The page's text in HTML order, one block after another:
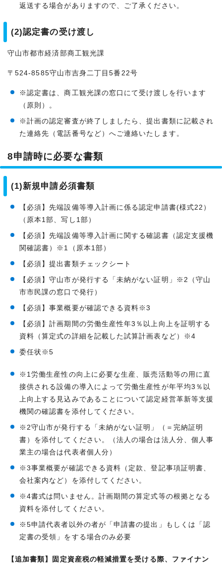
返送する場合がありますので、ご了承ください。
(2)認定書の受け渡し
守山市都市経済部商工観光課
〒524-8585守山市吉身二丁目5番22号
※認定書は、商工観光課の窓口にて受け渡しを行います
（原則）。
※計画の認定審査が終了しましたら、提出書類に記載され
た連絡先（電話番号など）へご連絡いたします。
8申請時に必要な書類
(1)新規申請必須書類
【必須】先端設備等導入計画に係る認定申請書(様式22）
（原本1部、写し1部）
【必須】先端設備等導入計画に関する確認書（認定支援機
関確認書）※1（原本1部）
【必須】提出書類チェックシート
【必須】守山市が発行する「未納がない証明」※2（守山
市市民課の窓口で発行）
【必須】事業概要が確認できる資料※3
【必須】計画期間の労働生産性年3％以上向上を証明する
資料（算定式の詳細を記載した試算計画表など）※4
委任状※5
※1労働生産性の向上に必要な生産、販売活動等の用に直
接供される設備の導入によって労働生産性が年平均3％以
上向上する見込みであることについて認定経営革新等支援
機関の確認書を添付してください。
※2守山市が発行する「未納がない証明」（＝完納証明
書）を添付してください。（法人の場合は法人分、個人事
業主の場合は代表者個人分）
※3事業概要が確認できる資料（定款、登記事項証明書、
会社案内など）を添付してください。
※4書式は問いません。計画期間の算定式等の根拠となる
資料を添付してください。
※5申請代表者以外の者が「申請書の提出」もしくは「認
定書の受領」をする場合のみ必要
【追加書類】固定資産税の軽減措置を受ける際、ファイナン